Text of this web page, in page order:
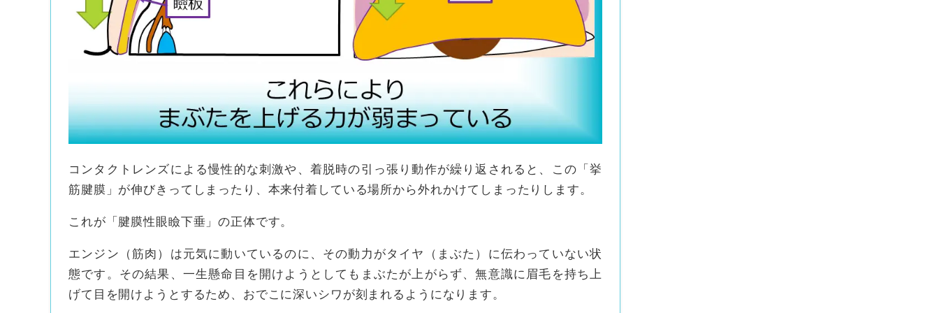
コンタクトレンズによる慢性的な刺激や、着脱時の引っ張り動作が繰り返されると、この「挙
筋腱膜」が伸びきってしまったり、本来付着している場所から外れかけてしまったりします。
これが「腱膜性眼瞼下垂」の正体です。
エンジン（筋肉）は元気に動いているのに、その動力がタイヤ（まぶた）に伝わっていない状
態です。その結果、一生懸命目を開けようとしてもまぶたが上がらず、無意識に眉毛を持ち上
げて目を開けようとするため、おでこに深いシワが刻まれるようになります。